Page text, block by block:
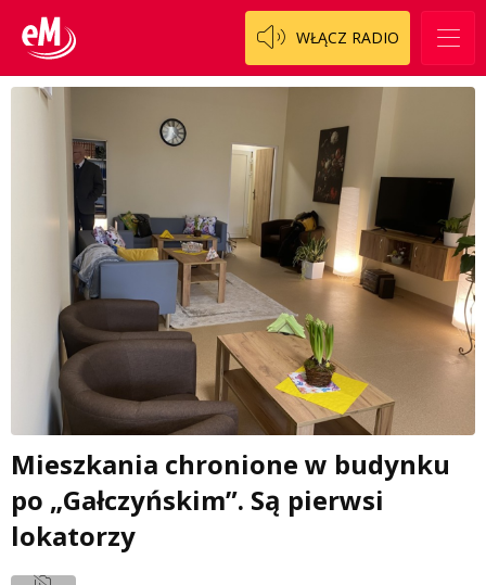
WŁĄCZ RADIO
Mieszkania chronione w budynku
po „Gałczyńskim”. Są pierwsi
lokatorzy